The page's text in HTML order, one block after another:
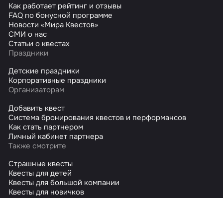
Как работает рейтинг и отзывы
FAQ по бонусной программе
Новости «Мира Квестов»
СМИ о нас
Статьи о квестах
Праздники
Детские праздники
Корпоративные праздники
Организаторам
Добавить квест
Система бронирования квестов и перформансов
Как стать партнером
Личный кабинет партнера
Также смотрите
Страшные квесты
Квесты для детей
Квесты для большой компании
Квесты для новичков